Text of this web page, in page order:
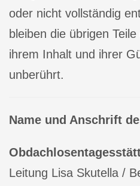
oder nicht vollständig
bleiben die übrigen
ihrem Inhalt und ihrer
unberührt.
Name und Anschrift
Leitung Lisa Skutella /